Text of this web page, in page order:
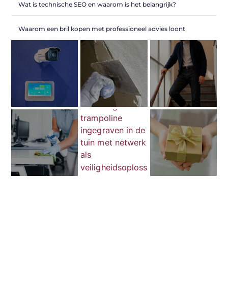
Wat is technische SEO en waarom is het belangrijk?
Waarom een bril kopen met professioneel advies loont